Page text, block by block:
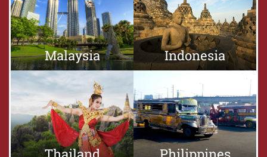
Malaysia Indonesia